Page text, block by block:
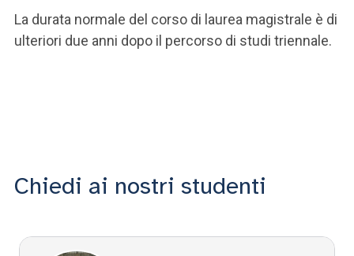
La durata normale del corso di laurea magistrale è di
ulteriori due anni dopo il percorso di studi triennale.
Chiedi ai nostri studenti